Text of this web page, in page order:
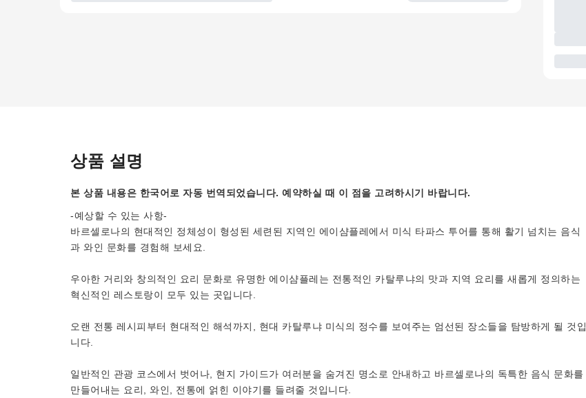
상품 설명
본 상품 내용은 한국어로 자동 번역되었습니다. 예약하실 때 이 점을 고려하시기 바랍니다.
-예상할 수 있는 사항-
바르셀로나의 현대적인 정체성이 형성된 세련된 지역인 에이샴플레에서 미식 타파스 투어를 통해 활기 넘치는 음식
과 와인 문화를 경험해 보세요.
우아한 거리와 창의적인 요리 문화로 유명한 에이샴플레는 전통적인 카탈루냐의 맛과 지역 요리를 새롭게 정의하는
혁신적인 레스토랑이 모두 있는 곳입니다.
오랜 전통 레시피부터 현대적인 해석까지, 현대 카탈루냐 미식의 정수를 보여주는 엄선된 장소들을 탐방하게 될 것입
니다.
일반적인 관광 코스에서 벗어나, 현지 가이드가 여러분을 숨겨진 명소로 안내하고 바르셀로나의 독특한 음식 문화를
만들어내는 요리, 와인, 전통에 얽힌 이야기를 들려줄 것입니다.